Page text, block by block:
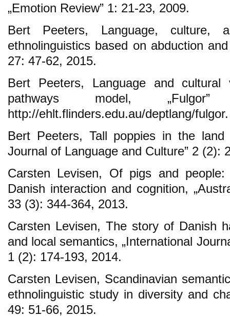
„Emotion Review” 1: 21-23, 2009.
Bert Peeters, Language, culture,
ethnolinguistics based on abduction
27: 47-62, 2015.
Bert Peeters, Language and cultural
pathways model,
http://ehlt.flinders.edu.au/deptlang/fulgor.
Bert Peeters, Tall poppies in the land
Journal of Language and Culture” 2 (2):
Carsten Levisen, Of pigs and
Danish interaction and cognition,
33 (3): 344-364, 2013.
Carsten Levisen, The story of Danish
and local semantics, „International
1 (2): 174-193, 2014.
Carsten Levisen, Scandinavian
ethnolinguistic study in diversity and
49: 51-66, 2015.